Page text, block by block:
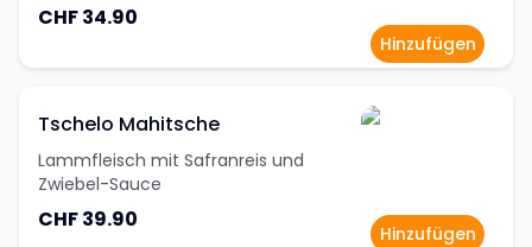
CHF 34.90
Hinzufügen
Tschelo Mahitsche
Lammfleisch mit Safranreis und
Zwiebel-Sauce
CHF 39.90
Hinzufügen